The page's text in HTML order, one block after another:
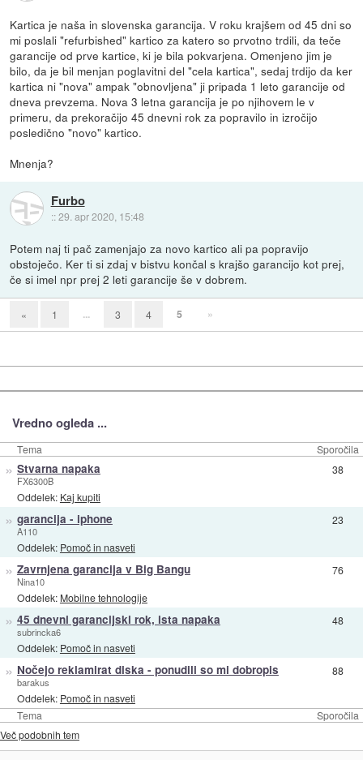
Kartica je naša in slovenska garancija. V roku krajšem od 45 dni so
mi poslali "refurbished" kartico za katero so prvotno trdili, da teče
garancije od prve kartice, ki je bila pokvarjena. Omenjeno jim je
bilo, da je bil menjan poglavitni del "cela kartica", sedaj trdijo da ker
kartica ni "nova" ampak "obnovljena" ji pripada 1 leto garancije od
dneva prevzema. Nova 3 letna garancija je po njihovem le v
primeru, da prekoračijo 45 dnevni rok za popravilo in izročijo
posledično "novo" kartico.
Mnenja?
Furbo
::29. apr 2020, 15:48
Potem naj ti pač zamenjajo za novo kartico ali pa popravijo
obstoječo. Ker ti si zdaj v bistvu končal s krajšo garancijo kot prej,
če si imel npr prej 2 leti garancije še v dobrem.
« 1 ... 3 4 5 »
Vredno ogleda ...
Tema Sporočila
Tema Sporočila
» Stvarna napaka
FX6300B
Oddelek: Kaj kupiti
38
» garancija - iphone
A110
Oddelek: Pomoč in nasveti
23
» Zavrnjena garancija v Big Bangu
Nina10
Oddelek: Mobilne tehnologije
76
» 45 dnevni garancijski rok, ista napaka
subrincka6
Oddelek: Pomoč in nasveti
48
» Nočejo reklamirat diska - ponudili so mi dobropis
barakus
Oddelek: Pomoč in nasveti
88
Več podobnih tem